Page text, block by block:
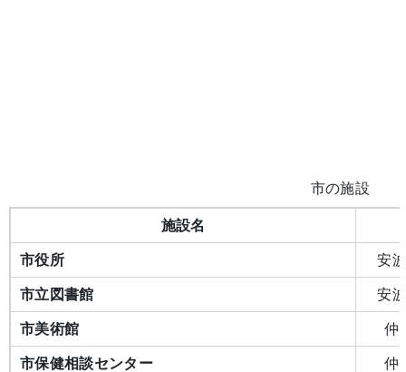
市の施設
施設名
市役所 安
市立図書館 安
市美術館 仲
市保健相談センター 仲